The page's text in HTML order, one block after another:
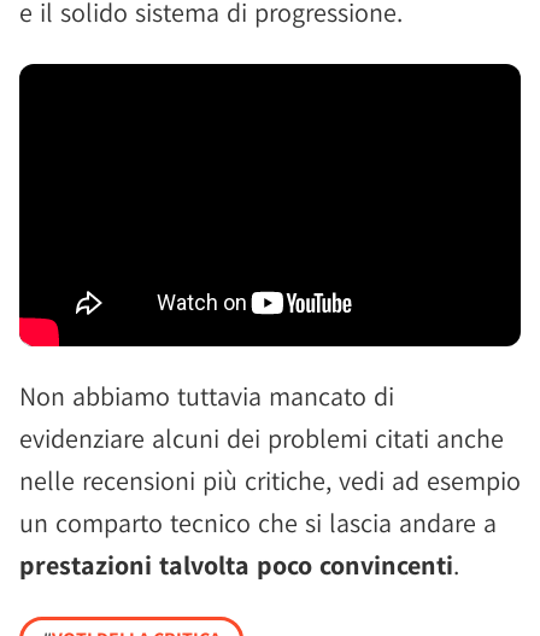
e il solido sistema di progressione.
Non abbiamo tuttavia mancato di
evidenziare alcuni dei problemi citati anche
nelle recensioni più critiche, vedi ad esempio
un comparto tecnico che si lascia andare a
prestazioni talvolta poco convincenti.